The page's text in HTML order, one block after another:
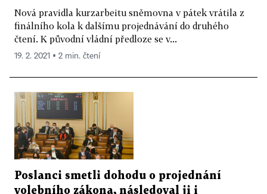
Nová pravidla kurzarbeitu sněmovna v pátek vrátila z
finálního kola k dalšímu projednávání do druhého
čtení. K původní vládní předloze se v...
19. 2. 2021 ▪ 2 min. čtení
Poslanci smetli dohodu o projednání
volebního zákona, následoval ji i